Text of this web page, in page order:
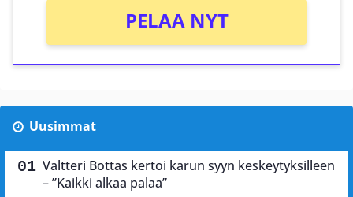
PELAA NYT
Uusimmat
Valtteri Bottas kertoi karun syyn keskeytyksilleen
– ”Kaikki alkaa palaa”